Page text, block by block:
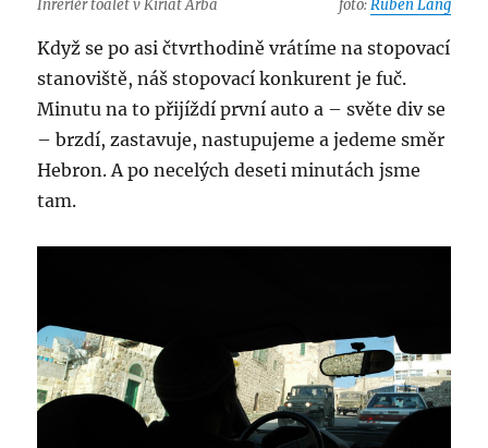
Inreríér toalet v Kiriat Arba foto:Ruben Lang
Když se po asi čtvrthodině vrátíme na stopovací
stanoviště, náš stopovací konkurent je fuč.
Minutu na to přijíždí první auto a – světe div se
– brzdí, zastavuje, nastupujeme a jedeme směr
Hebron. A po necelých deseti minutách jsme
tam.